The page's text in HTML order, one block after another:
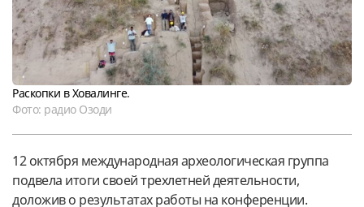
Раскопки в Ховалинге.
Фото: радио Озоди
12 октября международная археологическая группа
подвела итоги своей трехлетней деятельности,
доложив о результатах работы на конференции.